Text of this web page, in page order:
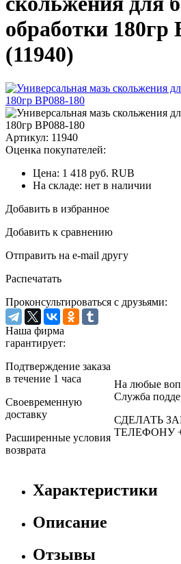
обработки 180гр
(11940)
Артикул: 11940
Оценка покупателей:
Цена: 1 418 руб. RUB
На складе: нет в наличии
Добавить в избранное
Добавить к сравнению
Отправить на e-mail другу
Распечатать
Проконсультироваться с друзьями:
Наша фирма
гарантирует:
Подтверждение заказа
в течение 1 часа
Своевременную
доставку
Расширенные условия
возврата
На любые
Служба
СДЕЛАТЬ
ТЕЛЕФОНУ
Характеристики
Описание
Отзывы